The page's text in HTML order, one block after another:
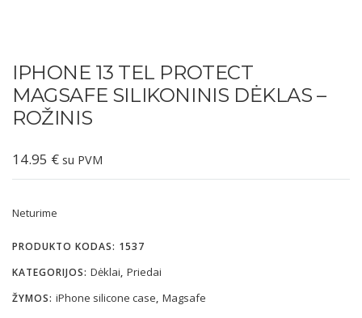
IPHONE 13 TEL PROTECT
MAGSAFE SILIKONINIS DĖKLAS –
ROŽINIS
14.95 € su PVM
Neturime
PRODUKTO KODAS: 1537
KATEGORIJOS: Dėklai, Priedai
ŽYMOS: iPhone silicone case, Magsafe